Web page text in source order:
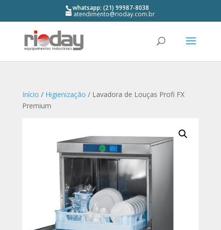
whatsapp: (21) 99987-8038
atendimento@rioday.com.br
Início / Higienização / Lavadora de Louças Profi FX
Premium